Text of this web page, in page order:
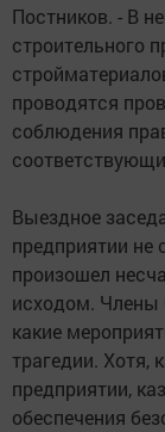
Постников. - В
строительного
проводятся
соблюдения
Выездное
предприятии не
произошел
исходом. Члены
какие
трагедии. Хотя,
предприятии,
обеспечения